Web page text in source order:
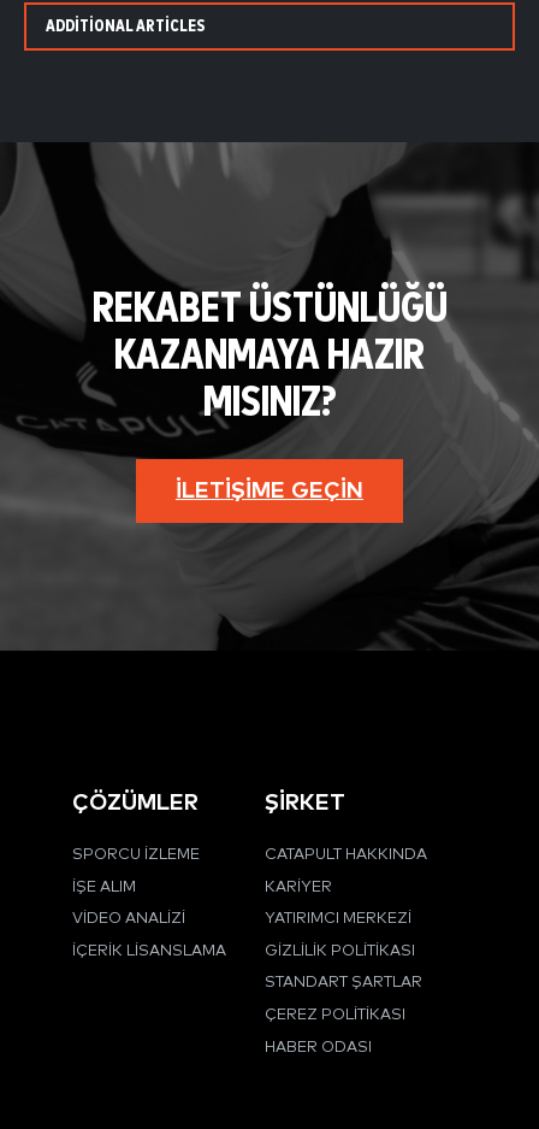
ADDITIONAL ARTICLES
REKABET ÜSTÜNLÜĞÜ
KAZANMAYA HAZIR
MISINIZ?
İLETIŞIME GEÇIN
ÇÖZÜMLER
SPORCU İZLEME
İŞE ALIM
VIDEO ANALIZI
İÇERIK LISANSLAMA
ŞİRKET
CATAPULT HAKKINDA
KARIYER
YATIRIMCI MERKEZI
GIZLILIK POLITIKASI
STANDART ŞARTLAR
ÇEREZ POLITIKASI
HABER ODASI